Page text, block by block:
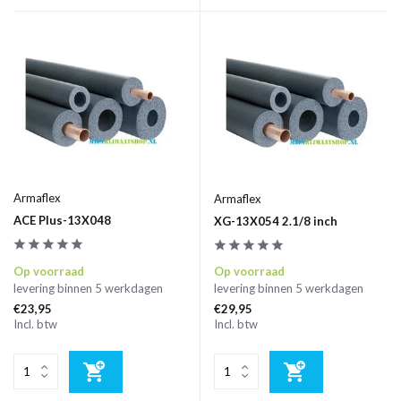
Armaflex
ACE Plus-13X048
Op voorraad
levering binnen 5 werkdagen
€23,95
Incl. btw
Armaflex
XG-13X054 2.1/8 inch
Op voorraad
levering binnen 5 werkdagen
€29,95
Incl. btw